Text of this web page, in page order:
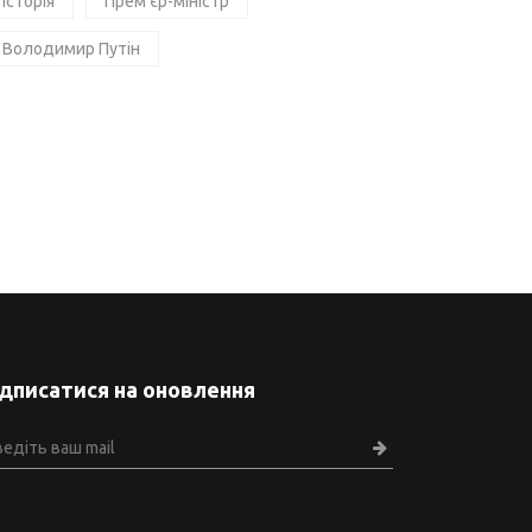
Володимир Путін
на оновлення